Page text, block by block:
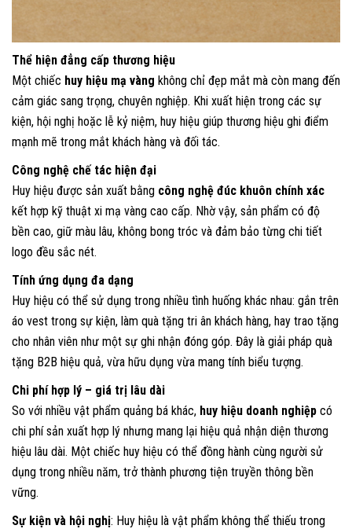
Thể hiện đẳng cấp thương hiệu
Một chiếc huy hiệu mạ vàng không chỉ đẹp mắt mà còn mang đến
cảm giác sang trọng, chuyên nghiệp. Khi xuất hiện trong các sự
kiện, hội nghị hoặc lễ kỷ niệm, huy hiệu giúp thương hiệu ghi điểm
mạnh mẽ trong mắt khách hàng và đối tác.
Công nghệ chế tác hiện đại
Huy hiệu được sản xuất bằng công nghệ đúc khuôn chính xác
kết hợp kỹ thuật xi mạ vàng cao cấp. Nhờ vậy, sản phẩm có độ
bền cao, giữ màu lâu, không bong tróc và đảm bảo từng chi tiết
logo đều sắc nét.
Tính ứng dụng đa dạng
Huy hiệu có thể sử dụng trong nhiều tình huống khác nhau: gắn trên
áo vest trong sự kiện, làm quà tặng tri ân khách hàng, hay trao tặng
cho nhân viên như một sự ghi nhận đóng góp. Đây là giải pháp quà
tặng B2B hiệu quả, vừa hữu dụng vừa mang tính biểu tượng.
Chi phí hợp lý – giá trị lâu dài
So với nhiều vật phẩm quảng bá khác, huy hiệu doanh nghiệp có
chi phí sản xuất hợp lý nhưng mang lại hiệu quả nhận diện thương
hiệu lâu dài. Một chiếc huy hiệu có thể đồng hành cùng người sử
dụng trong nhiều năm, trở thành phương tiện truyền thông bền
vững.
Sự kiện và hội nghị: Huy hiệu là vật phẩm không thể thiếu trong